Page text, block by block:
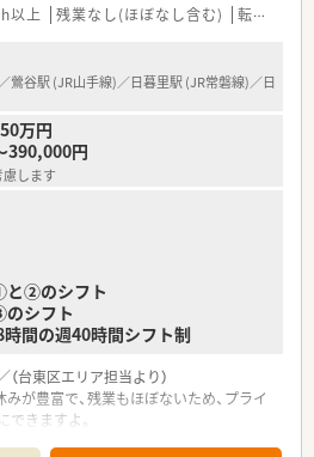
以上 残業なし(ほぼなし含む) 転勤なし
鶯谷駅 (JR山手線)／日暮里駅 (JR常磐線)／日
万円
390,000円
します
②のシフト
シフト
間の週40時間シフト制
台東区エリア担当より）
が豊富で、残業もほぼないため、プライ
きますよ。